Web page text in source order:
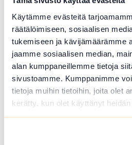
Käytämme evästeitä
räätälöimiseen, sosiaalisen
tukemiseen ja kävijämäärämme
jaamme sosiaalisen median,
alan kumppaneillemme tietoja
sivustoamme. Kumppanimme
tietoja muihin tietoihin, joita olet
kerätty, kun olet käyttänyt heidän
Näyttelyopastukset
elämäntyönäyttelyyn
elokuisena tiistaina.
Lue lisää tapahtumasta